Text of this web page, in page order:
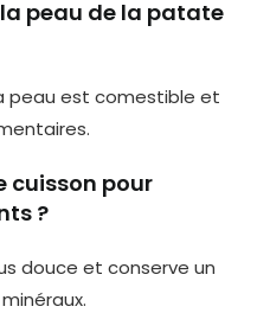
peau de la patate
peau est comestible et
cuisson pour
?
douce et conserve un